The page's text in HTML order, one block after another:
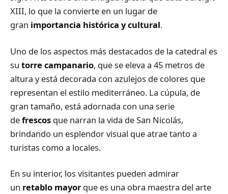
XIII, lo que la convierte en un lugar de
gran importancia histórica y cultural.
Uno de los aspectos más destacados de la catedral es
su torre campanario, que se eleva a 45 metros de
altura y está decorada con azulejos de colores que
representan el estilo mediterráneo. La cúpula, de
gran tamaño, está adornada con una serie
defrescos que narran la vida de San Nicolás,
brindando un esplendor visual que atrae tanto a
turistas como a locales.
En su interior, los visitantes pueden admirar
un retablo mayor que es una obra maestra del arte